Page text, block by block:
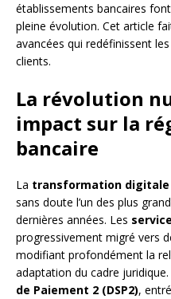
établissements bancaires
pleine évolution. Cet article
avancées qui redéfinissent
clients.
La révolution
impact sur la
bancaire
La transformation digitale
sans doute l’un des plus
dernières années. Les
progressivement migré vers
modifiant profondément la
adaptation du cadre juridique.
de Paiement 2 (DSP2),